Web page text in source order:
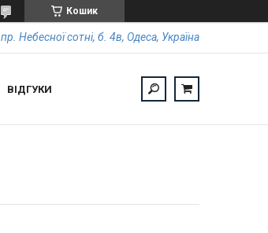
Кошик
пр. Небесної сотні, б. 4в, Одеса, Україна
ВІДГУКИ